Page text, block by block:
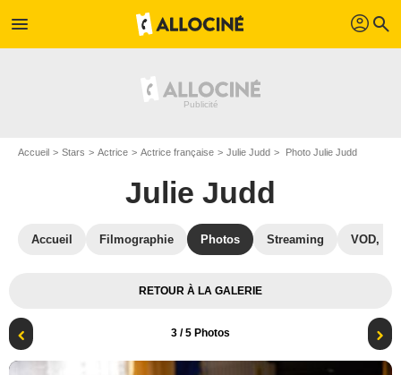
menu profil search
Accueil Stars Actrice Actrice française Julie Judd Photo Julie Judd
Julie Judd
Accueil Filmographie Photos Streaming VOD,
RETOUR À LA GALERIE
3 / 5 Photos